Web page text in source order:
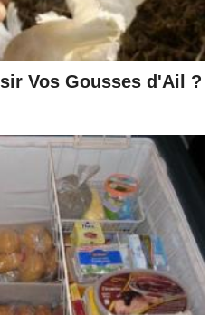
Vos Gousses d'Ail ?